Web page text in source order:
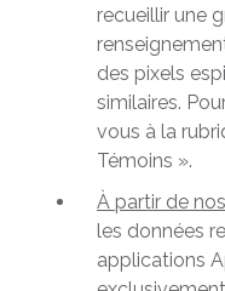
recueillir une
des pixels
similaires.
vous à la
Témoins ».
À partir de
les données
applications